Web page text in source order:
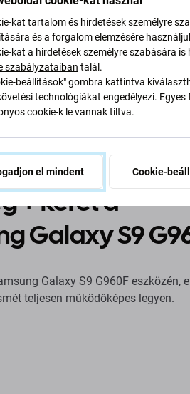
a kosárhoz Hozzáadás
+ keret a
Galaxy S9
Galaxy S9 G960F eszközén,
teljesen működőképes legyen.
kat tartalom és hirdetések személyre
és a forgalom elemzésére
kat a hirdetések személyre szabására
szabályzataiban talál.
beállítások" gombra kattintva
technológiákat engedélyezi.
cookie-k le vannak tiltva.
el mindent Cookie-